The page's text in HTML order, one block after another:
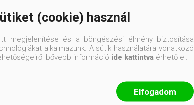
(cookie) használ
megjelenítése és a böngészési élmény biztosítása
alkalmazunk. A sütik használatára vonatkozó
bővebb információ ide kattintva érhető el.
Elfogadom